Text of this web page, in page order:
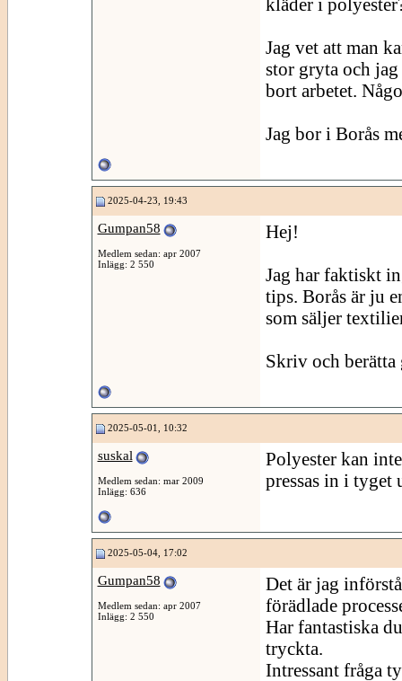
Jag vet att man
stor gryta och
bort arbetet.
Jag bor i Borås
2025-04-23, 19:43
Gumpan58
Medlem sedan: apr 2007
Inlägg: 2 550
Hej!
Jag har faktiskt
tips. Borås är ju
som säljer
Skriv och berätta
2025-05-01, 10:32
suskal
Medlem sedan: mar 2009
Inlägg: 636
Polyester kan
pressas in i tyget
2025-05-04, 17:02
Gumpan58
Medlem sedan: apr 2007
Inlägg: 2 550
Det är jag
förädlade
Har fantastiska
tryckta.
Intressant fråga